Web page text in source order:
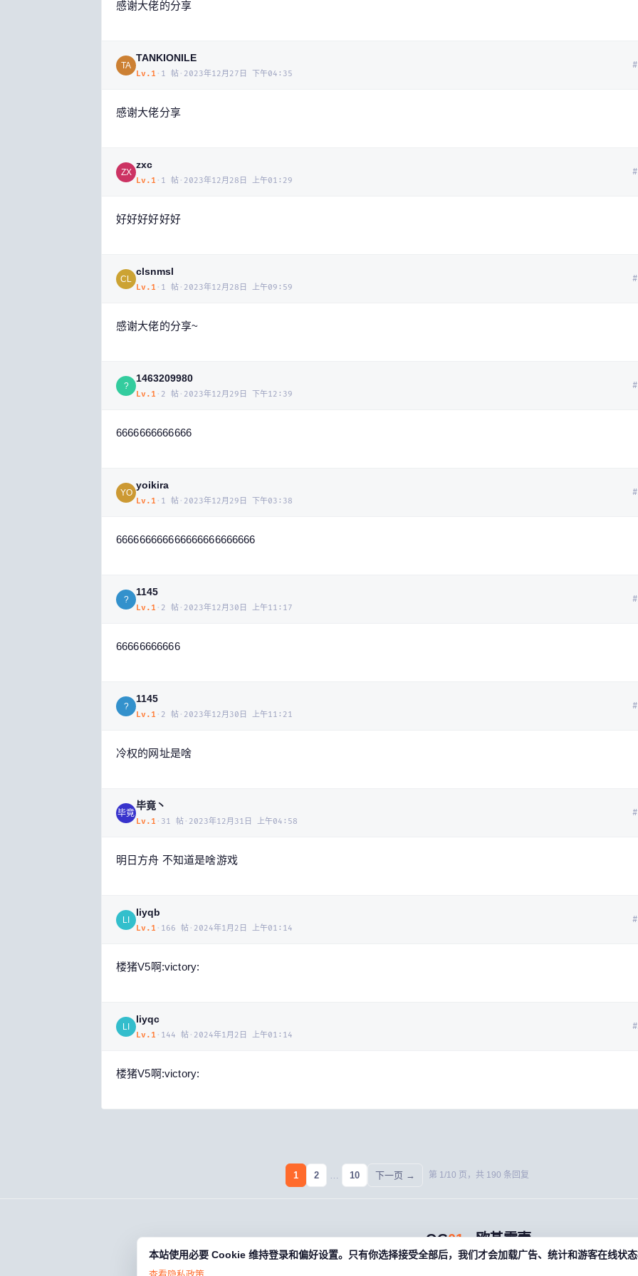
本站使用必要 Cookie 维持登录和偏好设置。只有你选择接受全部后，我们才会加载广告、统计和游客在线状态
感谢大佬的分享
TA
TANKIONILE
Lv. 1 · 1 帖 · 2023年12月27日 下午04:35
#
感谢大佬分享
ZX
zxc
Lv. 1 · 1 帖 · 2023年12月28日 上午01:29
#
好好好好好好
CL
clsnmsl
Lv. 1 · 1 帖 · 2023年12月28日 上午09:59
#
感谢大佬的分享~
?
1463209980
Lv. 1 · 2 帖 · 2023年12月29日 下午12:39
#
6666666666666
YO
yoikira
Lv. 1 · 1 帖 · 2023年12月29日 下午03:38
#
666666666666666666666666
?
1145
Lv. 1 · 2 帖 · 2023年12月30日 上午11:17
#
66666666666
?
1145
Lv. 1 · 2 帖 · 2023年12月30日 上午11:21
#
冷权的网址是啥
毕竟
毕竟丶
Lv. 1 · 31 帖 · 2023年12月31日 上午04:58
#
明日方舟 不知道是啥游戏
LI
liyqb
Lv. 1 · 166 帖 · 2024年1月2日 上午01:14
#
楼猪V5啊:victory:
LI
liyqc
Lv. 1 · 144 帖 · 2024年1月2日 上午01:14
#
楼猪V5啊:victory:
1 2 … 10 下一页 → 第 1/10 页，共 190 条回复
OG01· 欧基零壹
游戏藏宝湾 · 老玩家的数字宝库 · og01.com